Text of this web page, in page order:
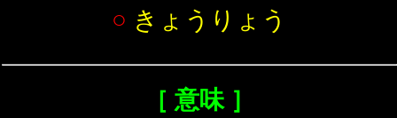
○ きょうりょう
［ 意味 ］